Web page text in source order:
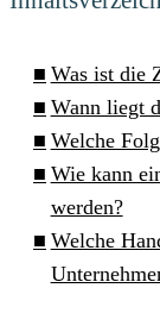
Was ist die
Wann liegt
Welche
Wie kann
werden?
Welche